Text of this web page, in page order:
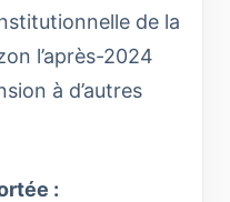
de la
l’après-2024
à d’autres
: